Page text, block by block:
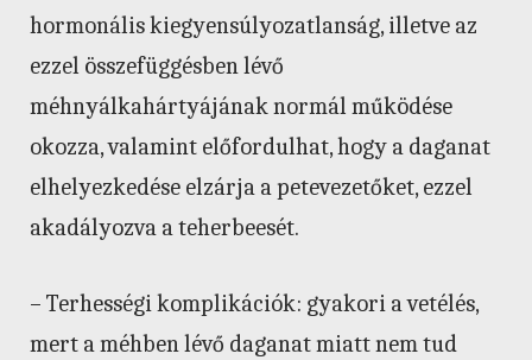
hormonális kiegyensúlyozatlanság, illetve az
ezzel összefüggésben lévő
méhnyálkahártyájának normál működése
okozza, valamint előfordulhat, hogy a daganat
elhelyezkedése elzárja a petevezetőket, ezzel
akadályozva a teherbeesét.
– Terhességi komplikációk: gyakori a vetélés,
mert a méhben lévő daganat miatt nem tud